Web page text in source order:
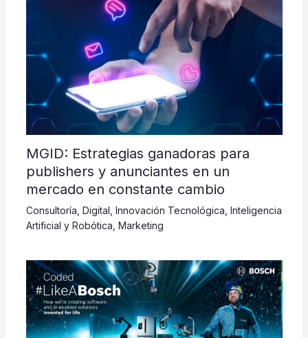
MGID: Estrategias ganadoras para
publishers y anunciantes en un
mercado en constante cambio
Consultoría Digital Innovación Tecnológica Inteligencia
Artificial y Robótica Marketing